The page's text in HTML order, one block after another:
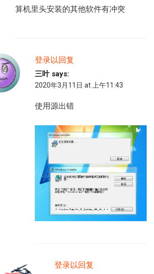
算机里头安装的其他软件有冲突
登录以回复
三叶 says:
2020年3月11日 at 上午11:43
使用源出错
登录以回复